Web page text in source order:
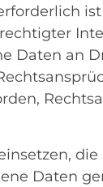
Daten an
Daten